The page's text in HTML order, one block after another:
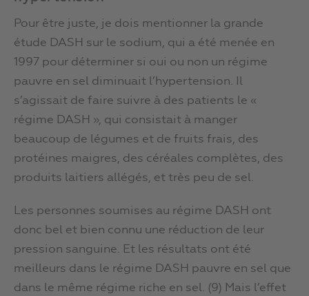
Pour être juste, je dois mentionner la grande
étude DASH sur le sodium, qui a été menée en
1997 pour déterminer si oui ou non un régime
pauvre en sel diminuait l’hypertension. Il
s’agissait de faire suivre à des patients le «
régime DASH », qui consistait à manger
beaucoup de légumes et de fruits frais, des
protéines maigres, des céréales complètes, des
produits laitiers allégés, et très peu de sel.
Les personnes soumises au régime DASH ont
donc bel et bien connu une réduction de leur
pression sanguine. Et les résultats ont été
meilleurs dans le régime DASH pauvre en sel que
dans le même régime riche en sel. (9) Mais l’effet